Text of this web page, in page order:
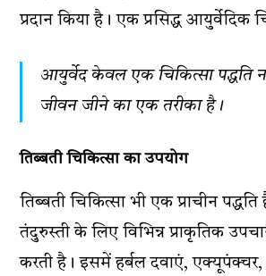
प्रदान किया है। एक प्रसिद्ध आयुर्वेदिक
आयुर्वेद केवल एक चिकित्सा पद्धति
जीवन जीने का एक तरीका है।
तिब्बती चिकित्सा का उपयोग
तिब्बती चिकित्सा भी एक प्राचीन
तंदुरुस्ती के लिए विभिन्न प्राकृतिक
करती है। इसमें हर्बल दवाएं,